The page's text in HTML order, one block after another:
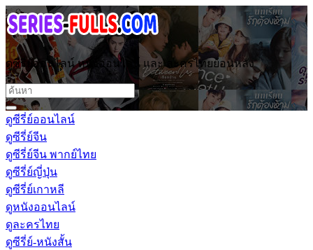
ดูซีรี่ย์ออนไลน์ หนังออนไลน์ และ ละครไทยย้อนหลัง
ดูซีรี่ย์ออนไลน์
ดูซีรี่ย์จีน
ดูซีรี่ย์จีน พากย์ไทย
ดูซีรี่ย์ญี่ปุ่น
ดูซีรี่ย์เกาหลี
ดูหนังออนไลน์
ดูละครไทย
ดูซีรี่ย์-หนังสั้น